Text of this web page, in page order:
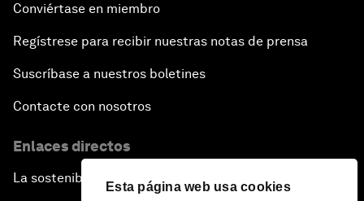
Esta página web usa cookies
Conviértase en miembro
Regístrese para recibir nuestras notas de prensa
Suscríbase a nuestros boletines
Contacte con nosotros
Enlaces directos
La sostenibilidad en el Foro